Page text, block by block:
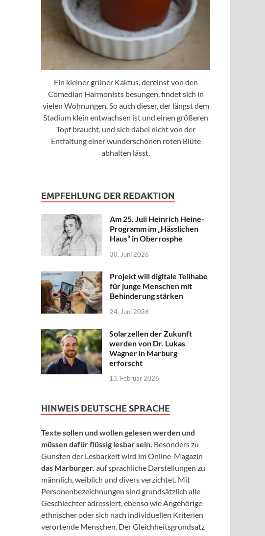
Ein kleiner grüner Kaktus, dereinst von den
Comedian Harmonists besungen, findet sich in
vielen Wohnungen. So auch dieser, der längst dem
Stadium klein entwachsen ist und einen größeren
Topf braucht, und sich dabei nicht von der
Entfaltung einer wunderschönen roten Blüte
abhalten lässt.
EMPFEHLUNG DER REDAKTION
Am 25. Juli Heinrich Heine-
Programm im „Hässlichen
Haus“ in Oberrosphe
30. Juni 2026
Projekt will digitale Teilhabe
für junge Menschen mit
Behinderung stärken
24. Juni 2026
Solarzellen der Zukunft
werden von Dr. Lukas
Wagner in Marburg
erforscht
13. Februar 2026
HINWEIS DEUTSCHE SPRACHE
Texte sollen und wollen gelesen werden und
müssen dafür flüssig lesbar sein. Besonders zu
Gunsten der Lesbarkeit wird im Online-Magazin
das Marburger. auf sprachliche Darstellungen zu
männlich, weiblich und divers verzichtet. Mit
Personenbezeichnungen sind grundsätzlich alle
Geschlechter adressiert, ebenso wie Angehörige
ethnischer oder sich nach individuellen Kriterien
verortende Menschen. Der Gleichheitsgrundsatz